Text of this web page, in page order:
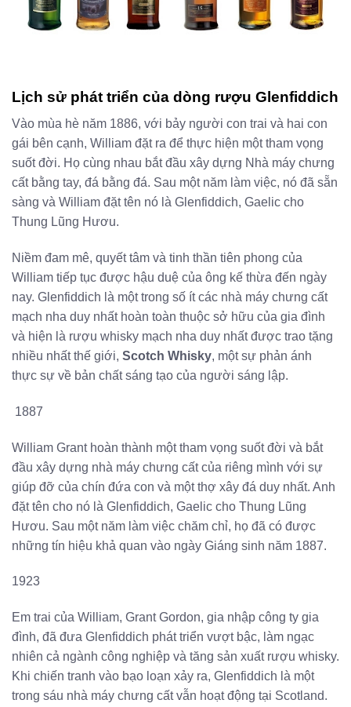
Lịch sử phát triển của dòng rượu Glenfiddich
Vào mùa hè năm 1886, với bảy người con trai và hai con
gái bên cạnh, William đặt ra để thực hiện một tham vọng
suốt đời. Họ cùng nhau bắt đầu xây dựng Nhà máy chưng
cất bằng tay, đá bằng đá. Sau một năm làm việc, nó đã sẵn
sàng và William đặt tên nó là Glenfiddich, Gaelic cho
Thung Lũng Hươu.
Niềm đam mê, quyết tâm và tinh thần tiên phong của
William tiếp tục được hậu duệ của ông kế thừa đến ngày
nay. Glenfiddich là một trong số ít các nhà máy chưng cất
mạch nha duy nhất hoàn toàn thuộc sở hữu của gia đình
và hiện là rượu whisky mạch nha duy nhất được trao tặng
nhiều nhất thế giới, Scotch Whisky, một sự phản ánh
thực sự về bản chất sáng tạo của người sáng lập.
1887
William Grant hoàn thành một tham vọng suốt đời và bắt
đầu xây dựng nhà máy chưng cất của riêng mình với sự
giúp đỡ của chín đứa con và một thợ xây đá duy nhất. Anh
đặt tên cho nó là Glenfiddich, Gaelic cho Thung Lũng
Hươu. Sau một năm làm việc chăm chỉ, họ đã có được
những tín hiệu khả quan vào ngày Giáng sinh năm 1887.
1923
Em trai của William, Grant Gordon, gia nhập công ty gia
đình, đã đưa Glenfiddich phát triển vượt bậc, làm ngạc
nhiên cả ngành công nghiệp và tăng sản xuất rượu whisky.
Khi chiến tranh vào bạo loạn xảy ra, Glenfiddich là một
trong sáu nhà máy chưng cất vẫn hoạt động tại Scotland.